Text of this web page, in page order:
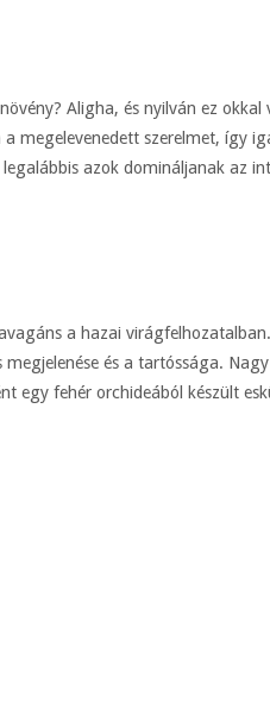
Aligha, és nyilván ez
megelevenedett szerelmet, így
azok domináljanak az
a hazai
és a tartóssága.
egy fehér orchideából készült